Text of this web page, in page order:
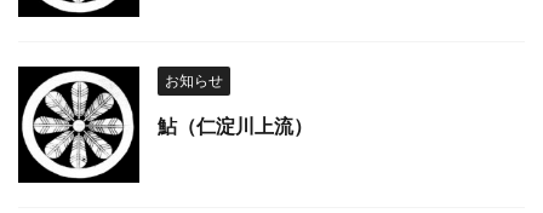
お知らせ
鮎（仁淀川上流）